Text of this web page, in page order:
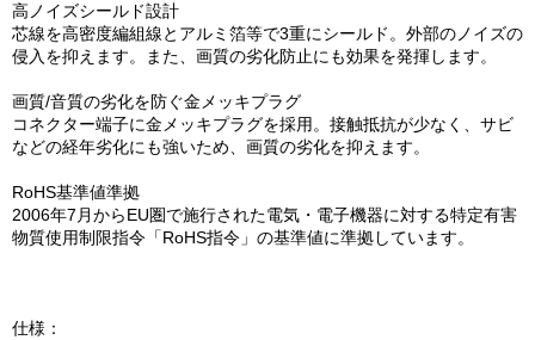
高ノイズシールド設計
芯線を高密度編組線とアルミ箔等で3重にシールド。外部のノイズの
侵入を抑えます。また、画質の劣化防止にも効果を発揮します。
画質/音質の劣化を防ぐ金メッキプラグ
コネクター端子に金メッキプラグを採用。接触抵抗が少なく、サビ
などの経年劣化にも強いため、画質の劣化を抑えます。
RoHS基準値準拠
2006年7月からEU圏で施行された電気・電子機器に対する特定有害
物質使用制限指令「RoHS指令」の基準値に準拠しています。
仕様：